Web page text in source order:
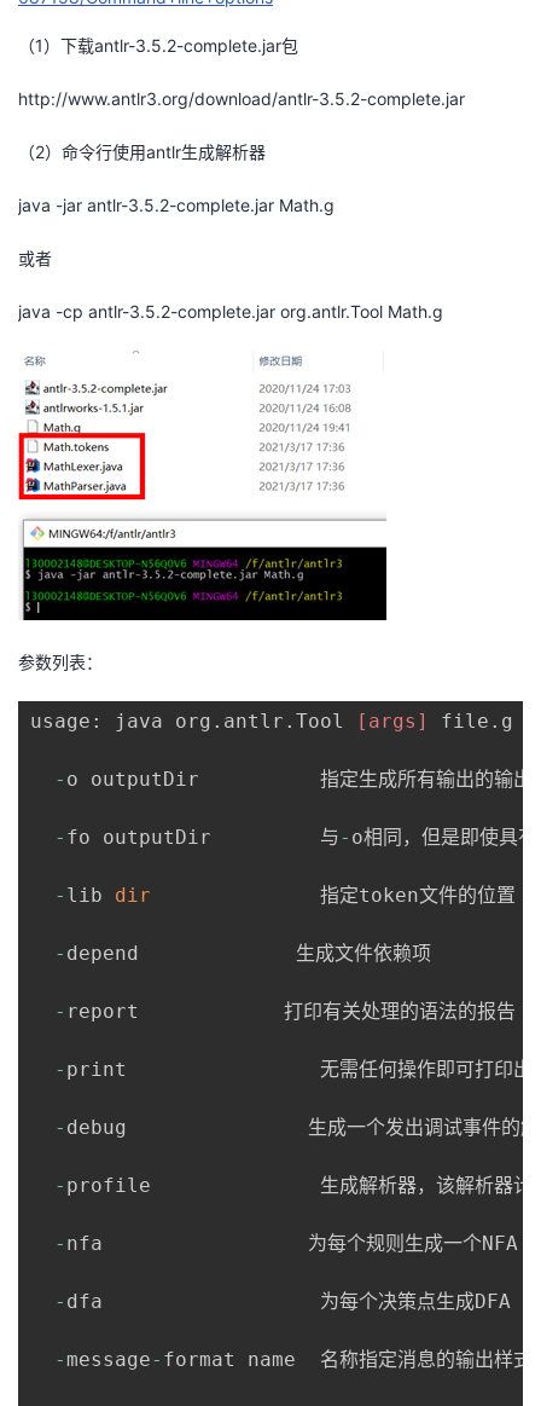
（1）下载antlr-3.5.2-complete.jar包
http://www.antlr3.org/download/antlr-3.5.2-complete.jar
（2）命令行使用antlr生成解析器
java -jar antlr-3.5.2-complete.jar Math.g
或者
java -cp antlr-3.5.2-complete.jar org.antlr.Tool Math.g
参数列表：
usage: java org . antlr . Tool [args] file . g
- o outputDir          指定生成所有输出的输出
- fo outputDir         与- o相同，但是即使具
- lib dir
              指定token文件的位置
- depend             生成文件依赖项
- report            打印有关处理的语法的报告
- print                无需任何操作即可打印出
- debug               生成一个发出调试事件的解
- profile              生成解析器，该解析器计算
- nfa                 为每个规则生成一个NFA
- dfa                  为每个决策点生成DFA
- message- format name  名称指定消息的输出样式